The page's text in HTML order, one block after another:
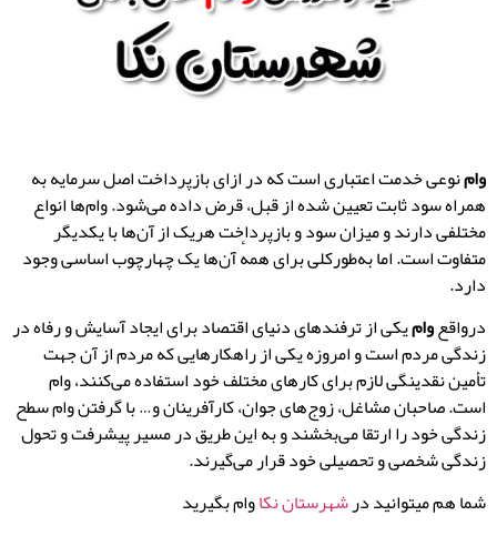
وامنوعی خدمت اعتباری است که در ازای بازپرداخت اصل سرمایه به
همراه سود ثابت تعیین شده از قبل، قرض داده می‌شود. وام‌ها انواع
مختلفی دارند و میزان سود و بازپرداخت هریک از آن‌ها با یکدیگر
متفاوت است. اما به‌طورکلی برای همهٔ آن‌ها یک چهارچوب اساسی وجود
دارد.
درواقعوامیکی از ترفندهای دنیای اقتصاد برای ایجاد آسایش و رفاه در
زندگی مردم است و امروزه یکی از راهکارهایی که مردم از آن‌ جهت
تأمین نقدینگی لازم برای کارهای مختلف خود استفاده می‌کنند، وام
است. صاحبان مشاغل، زوج‌های جوان، كارآفرینان و… با گرفتن وام سطح
زندگی خود را ارتقا می‌بخشند و به این طریق در مسیر پیشرفت و تحول
زندگی شخصی و تحصیلی خود قرار می‌گیرند.
شما هم میتوانید درشهرستان نکاوام بگیرید